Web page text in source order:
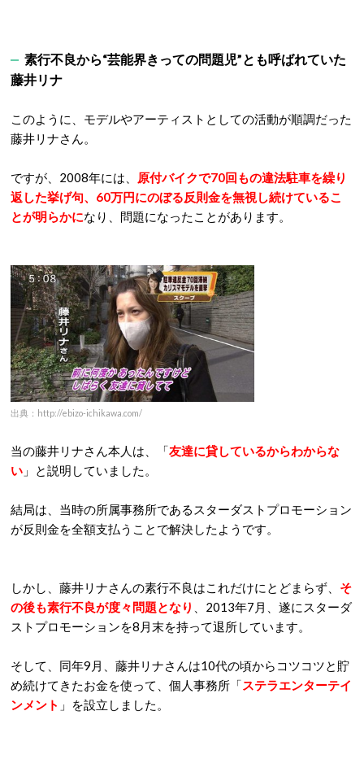
素行不良から“芸能界きっての問題児”とも呼ばれていた
藤井リナ
このように、モデルやアーティストとしての活動が順調だった
藤井リナさん。
ですが、2008年には、
原付バイクで70回もの違法駐車を繰り
返した挙げ句、60万円にのぼる反則金を無視し続けているこ
とが明らかになり、問題になったことがあります。
出典：http://ebizo-ichikawa.com/
当の藤井リナさん本人は、「友達に貸しているからわからな
い 」と説明していました。
結局は、当時の所属事務所であるスターダストプロモーション
が反則金を全額支払うことで解決したようです。
しかし、藤井リナさんの素行不良はこれだけにとどまらず、 そ
の後も素行不良が度々問題となり
、2013年7月、遂にスターダ
ストプロモーションを8月末を持って退所しています。
そして、同年9月、藤井リナさんは10代の頃からコツコツと貯
め続けてきたお金を使って、個人事務所「ステラエンターテイ
ンメント 」を設立しました。